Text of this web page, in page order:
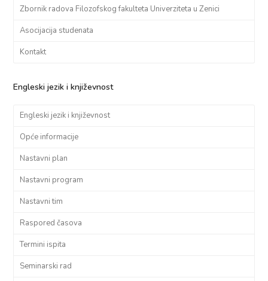
Zbornik radova Filozofskog fakulteta Univerziteta u Zenici
Asocijacija studenata
Kontakt
Engleski jezik i književnost
Engleski jezik i književnost
Opće informacije
Nastavni plan
Nastavni program
Nastavni tim
Raspored časova
Termini ispita
Seminarski rad